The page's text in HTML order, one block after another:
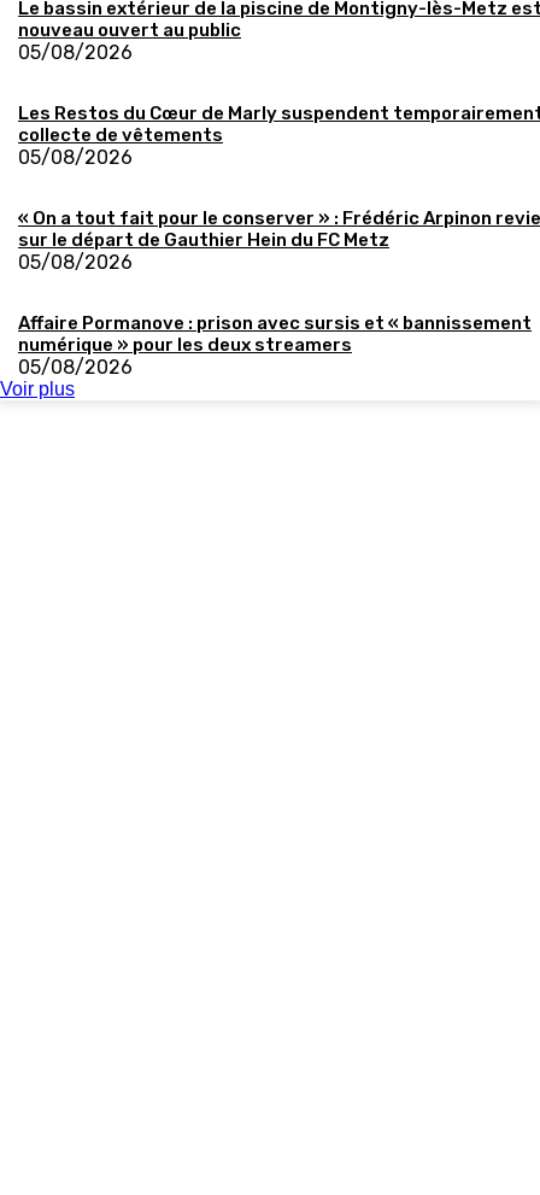
Le bassin extérieur de la piscine de Montigny-lès-Metz
nouveau ouvert au public
05/08/2026
Les Restos du Cœur de Marly suspendent
collecte de vêtements
05/08/2026
« On a tout fait pour le conserver » : Frédéric Arpinon
sur le départ de Gauthier Hein du FC Metz
05/08/2026
Affaire Pormanove : prison avec sursis et « bannissement
numérique » pour les deux streamers
05/08/2026
Voir plus